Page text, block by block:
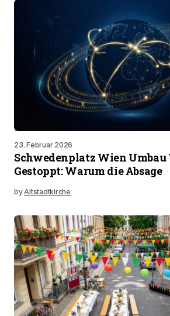
23. Februar 2026
Schwedenplatz Wien Umbau
Gestoppt: Warum die Absage
byAltstadtkirche